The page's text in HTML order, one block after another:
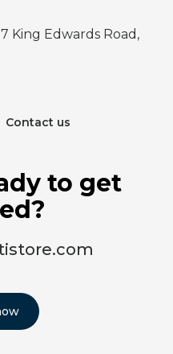
King Edwards Road,
Contact us
to get